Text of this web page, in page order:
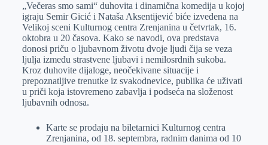
e
r
I
n
s
A
p
p
a
i
l
„Večeras smo sami“ duhovita i dinamična komedija u kojoj
igraju Semir Gicić i Nataša Aksentijević biće izvedena na
Velikoj sceni Kulturnog centra Zrenjanina u četvrtak, 16.
oktobra u 20 časova. Kako se navodi, ova predstava
donosi priču o ljubavnom životu dvoje ljudi čija se veza
ljulja između strastvene ljubavi i nemilosrdnih sukoba.
Kroz duhovite dijaloge, neočekivane situacije i
prepoznatljive trenutke iz svakodnevice, publika će uživati
u priči koja istovremeno zabavlja i podseća na složenost
ljubavnih odnosa.
Karte se prodaju na biletarnici Kulturnog centra
Zrenjanina, od 18. septembra, radnim danima od 10